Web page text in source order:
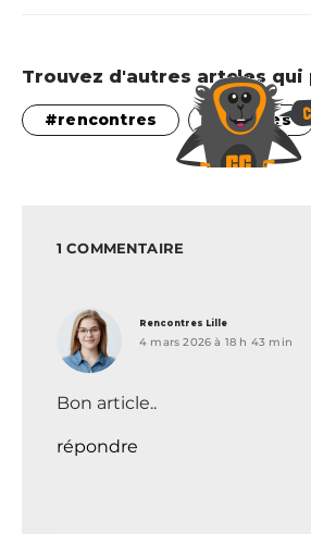
Trouvez d'autres artcles qui
rencontres soirées
1 COMMENTAIRE
Rencontres Lille
4 mars 2026 à 18 h 43 min
Bon article..
répondre